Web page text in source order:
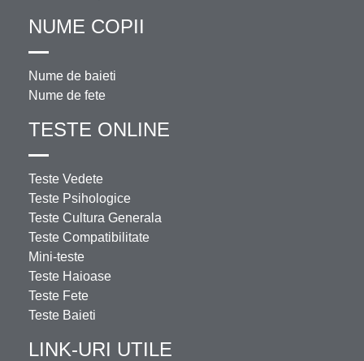
NUME COPII
Nume de baieti
Nume de fete
TESTE ONLINE
Teste Vedete
Teste Psihologice
Teste Cultura Generala
Teste Compatibilitate
Mini-teste
Teste Haioase
Teste Fete
Teste Baieti
LINK-URI UTILE